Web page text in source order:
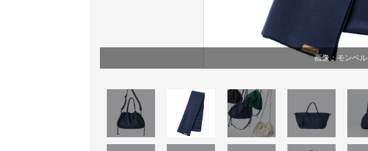
画像：モンベル